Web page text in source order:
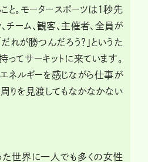
こと。モータースポーツは1秒先
チーム、観客、主催者、全員が
だれが勝つんだろう？」というた
てサーキットに来ています。
エネルギーを感じながら仕事が
周りを見渡してもなかなかない
た世界に一人でも多くの女性